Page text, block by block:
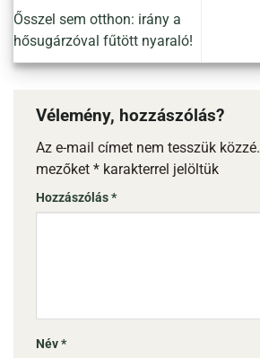
Ősszel sem otthon: irány a
hősugárzóval fűtött nyaraló!
Vélemény, hozzászólás?
Az e-mail címet nem tesszük közzé.
mezőket * karakterrel jelöltük
Hozzászólás*
Név*